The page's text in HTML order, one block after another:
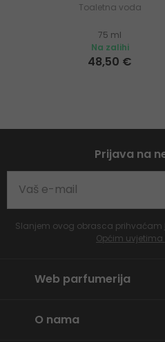
Toaletna voda
75 ml
Na zalihi
48,50 €
Prijava na
Slanjem ovog obrasca prihvaćam
Općim
Web parfumerija
O nama